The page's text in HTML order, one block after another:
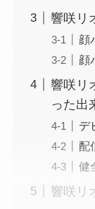
響咲リ
顔
顔
響咲リ
った出
デ
配
健
響咲リ